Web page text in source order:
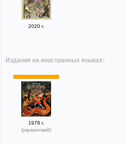
2020 г.
Издания на иностранных языках:
1978 г.
(украинский)